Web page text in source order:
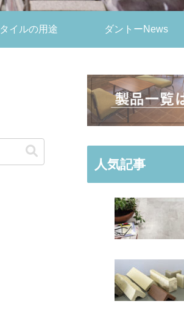
タイルの用途 ダントーNews
人気記事